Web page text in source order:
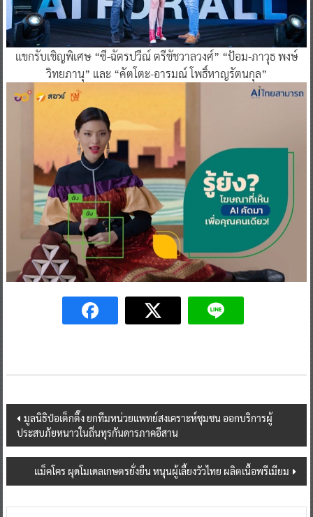
แขกรับเชิญพิเศษ “ซี-ฉัตรปวีณ์ ตรีชัชวาลวงศ์” “ป้อม-ภาวุธ พงษ์
วิทยภานุ” และ “คัตโตะ-อารมณ์ โพธิ์หาญรัตนกุล”
Post
navigation
มูลนิธิป่อเต็กตึ๊ง ยกทีมหน่วยแพทย์สงเคราะห์ชุมชน ออกบริการผู้
ประสบภัยหนาวในถิ่นทุรกันดารภาคอีสาน
แม็คโคร ผุดโมเดลเกษตรยั่งยืน หนุนผู้เลี้ยงวัวไทย ผลิตเนื้อพรีเมียม